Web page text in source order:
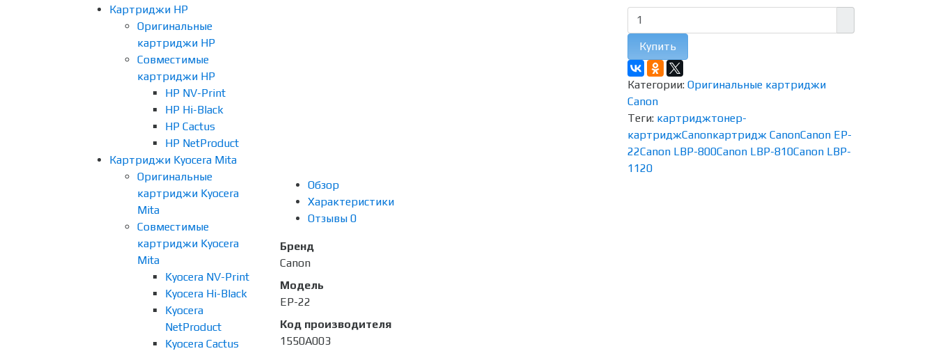
Картриджи HP
Оригинальные
картриджи HP
Совместимые
картриджи HP
HP NV-Print
HP Hi-Black
HP Cactus
HP NetProduct
Картриджи Kyocera Mita
Оригинальные
картриджи Kyocera
Mita
Совместимые
картриджи Kyocera
Mita
Kyocera NV-Print
Kyocera Hi-Black
Kyocera
NetProduct
Kyocera Cactus
Купить
Категории: Оригинальные картриджи
Canon
Теги: картриджтонер-
картриджCanonкартридж CanonCanon EP-
22Canon LBP-800Canon LBP-810Canon LBP-
1120
Обзор
Характеристики
Отзывы 0
Бренд
Canon
Модель
EP-22
Код производителя
1550A003